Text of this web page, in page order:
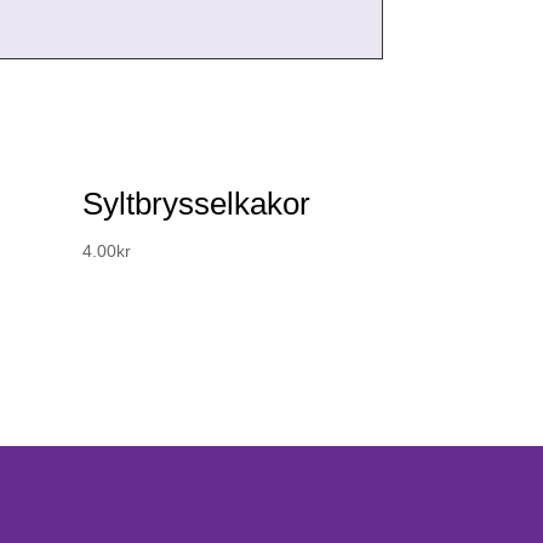
Syltbrysselkakor
4.00kr